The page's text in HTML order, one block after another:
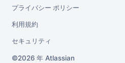
プライバシー ポリシー
利用規約
セキュリティ
2026 年 Atlassian